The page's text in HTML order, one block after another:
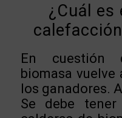
¿Cuál es
En cuestión
biomasa
los ganadores.
Se debe